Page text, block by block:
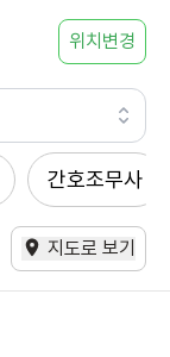
위치변경
간호조무사
지도로 보기